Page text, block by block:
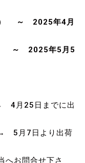
） ～ 2025年4月
2025年5月5
25日までに出
月7日より出荷
お問合せ下さ